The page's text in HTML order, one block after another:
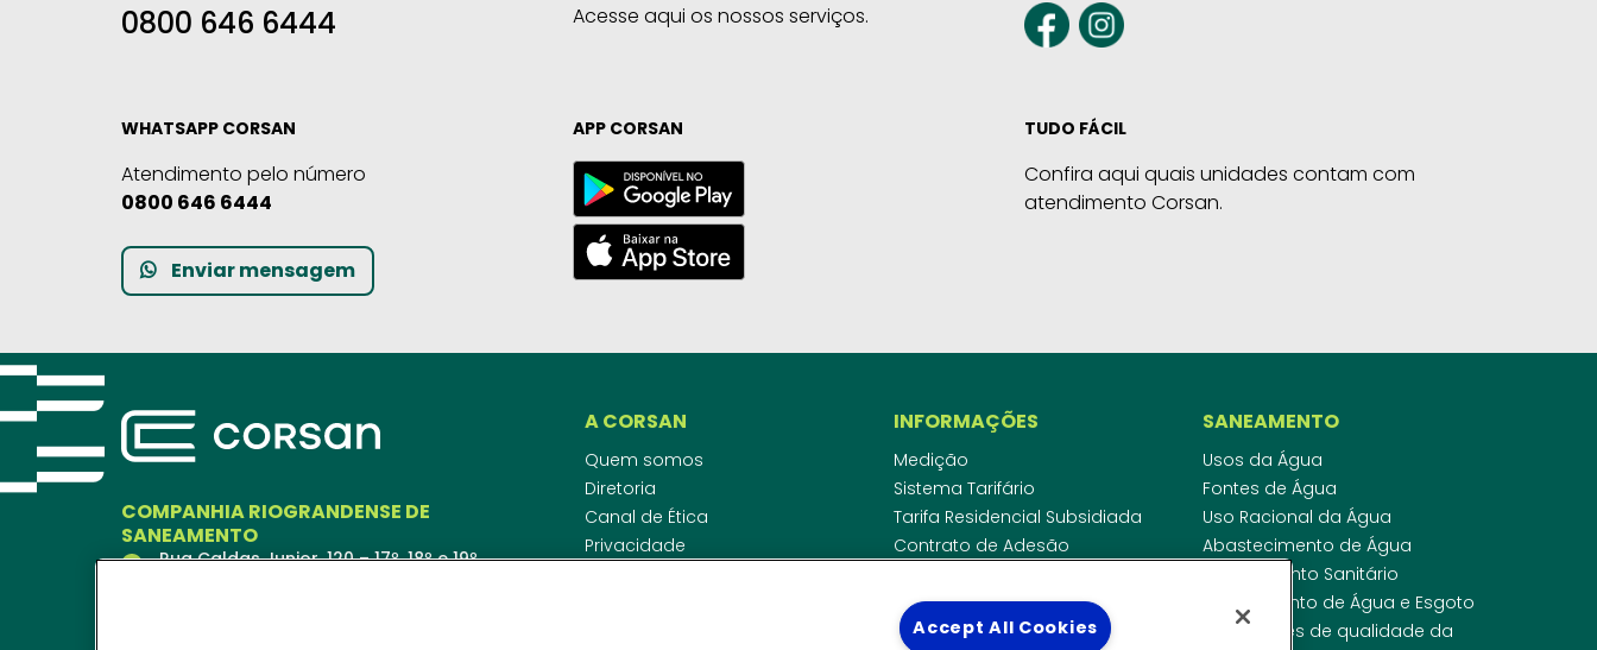
0800 646 6444 Acesse aqui os nossos serviços.
WHATSAPP CORSAN
Atendimento pelo número
0800 646 6444
Enviar mensagem
APP CORSAN TUDO FÁCIL
Confira aqui quais unidades contam com
atendimento Corsan.
COMPANHIA RIOGRANDENSE DE
SANEAMENTO
Rua Caldas Junior, 120 – 17º, 18º e 19º
A CORSAN
Quem somos
Diretoria
Canal de Ética
Privacidade
INFORMAÇÕES
Medição
Sistema Tarifário
Tarifa Residencial Subsidiada
Contrato de Adesão
Agências Reguladoras
Cobrança pela Disponibilidade
SANEAMENTO
Usos da Água
Fontes de Água
Uso Racional da Água
Abastecimento de Água
Esgotamento Sanitário
Regulamento de Água e Esgoto
Indicadores de qualidade da
Accept All Cookies